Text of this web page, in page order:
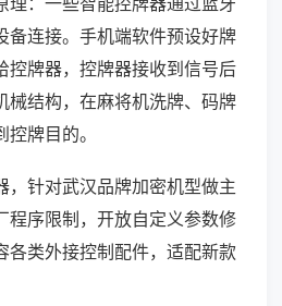
备连接。手机端软件预设好牌
控牌器，控牌器接收到信号后
械结构，在麻将机洗牌、码牌
牌目的。
，针对武汉品牌加密机型做主
程序限制，开放自定义参数修
各类外接控制配件，适配新款